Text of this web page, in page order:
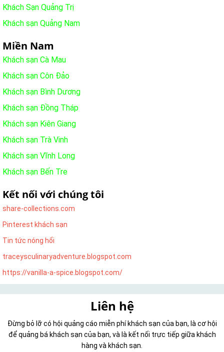
Khách Sạn Quảng Trị
Khách sạn Quảng Nam
Miền Nam
Khách sạn Cà Mau
Khách sạn Côn Đảo
Khách sạn Bình Dương
Khách sạn Đồng Tháp
Khách sạn Kiên Giang
Khách sạn Trà Vinh
Khách sạn Vĩnh Long
Khách sạn Bến Tre
Kết nối với chúng tôi
share-collections.com
Pinterest khách sạn
Tin tức nóng hổi
traceysculinaryadventure.blogspot.com
https://vanilla-a-spice.blogspot.com/
Liên hệ
Đừng bỏ lỡ có hội quảng cáo miễn phí khách sạn của bạn, là cơ hội
để quảng bá khách sạn của bạn, và là kết nối trực tiếp giữa khách
hàng và khách sạn.